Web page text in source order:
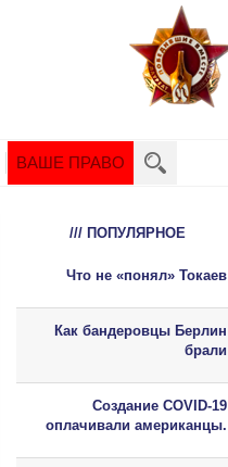
ВАШЕ ПРАВО
/// ПОПУЛЯРНОЕ
Что не «понял» Токаев
Как бандеровцы Берлин
брали
Создание COVID-19
оплачивали американцы.